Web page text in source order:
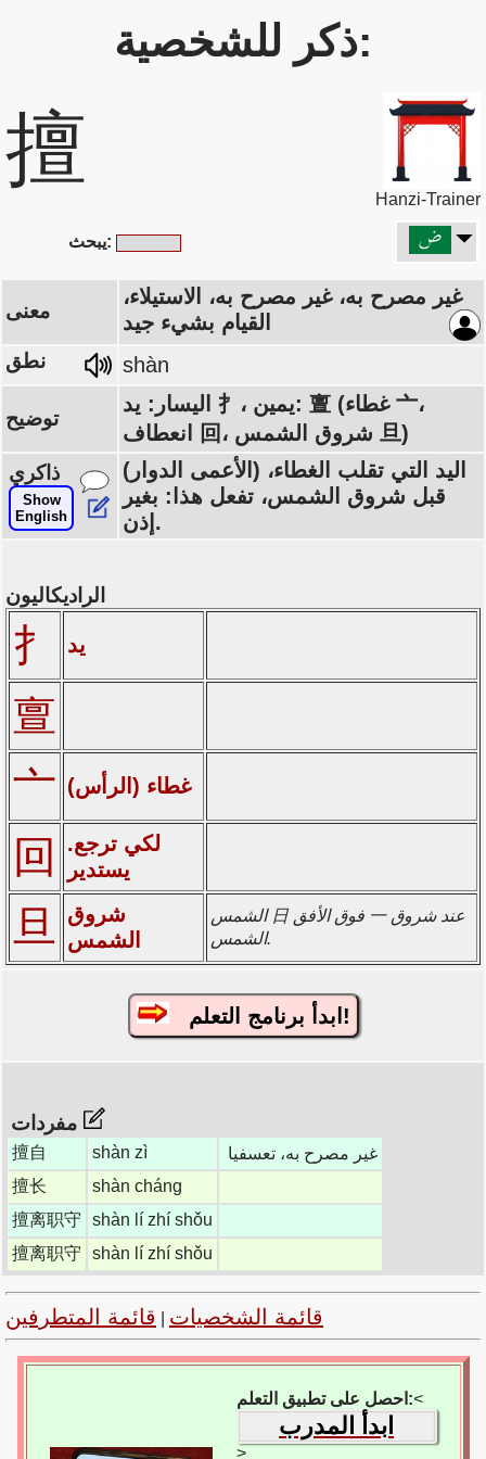
ذكر للشخصية:
擅
Hanzi-Trainer
يبحث:
معنى
غير مصرح به، غير مصرح به، الاستيلاء،
القيام بشيء جيد
نطق shàn
توضيح
اليسار: يد 扌، يمين: 亶 (غطاء 亠،
انعطاف 回، شروق الشمس 旦)
ذاكري
Show
English
(الأعمى الدوار) اليد التي تقلب الغطاء،
قبل شروق الشمس، تفعل هذا: بغير
إذن.
الراديكاليون
扌 يد
亶
亠 غطاء (الرأس)
回
لكي ترجع.
يستدير
旦
شروق
الشمس
الشمس 日 فوق الأفق 一 عند شروق
الشمس.
ابدأ برنامج التعلم!
擅自 shàn zì
غير مصرح به، تعسفيا
擅长
shàn cháng
擅离职守
shàn lí zhí shǒu
擅离职守
shàn lí zhí shǒu
قائمة الشخصيات قائمة المتطرفين
احصل على تطبيق التعلم:<
ابدأ المدرب
>